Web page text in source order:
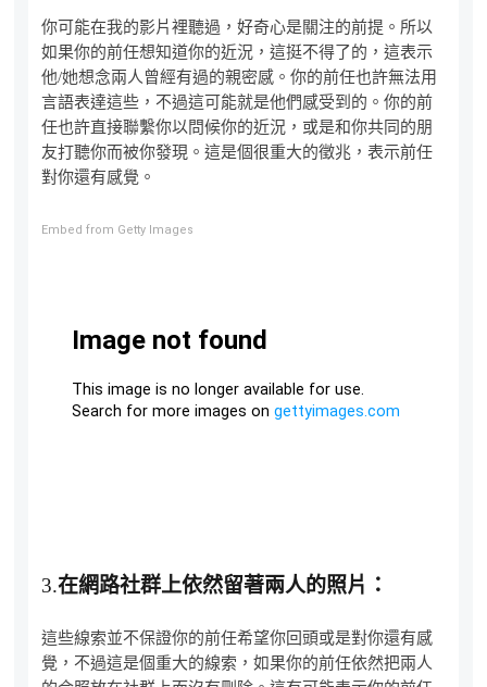
你可能在我的影片裡聽過，好奇心是關注的前提。所以
如果你的前任想知道你的近況，這挺不得了的，這表示
他/她想念兩人曾經有過的親密感。你的前任也許無法用
言語表達這些，不過這可能就是他們感受到的。你的前
任也許直接聯繫你以問候你的近況，或是和你共同的朋
友打聽你而被你發現。這是個很重大的徵兆，表示前任
對你還有感覺。
Embed from Getty Images
3.在網路社群上依然留著兩人的照片：
這些線索並不保證你的前任希望你回頭或是對你還有感
覺，不過這是個重大的線索，如果你的前任依然把兩人